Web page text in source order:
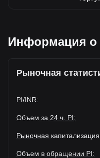
Информация о
Рыночная
PI/INR:
Объем за 24 ч. PI:
Рыночная
Объем в обращении PI: